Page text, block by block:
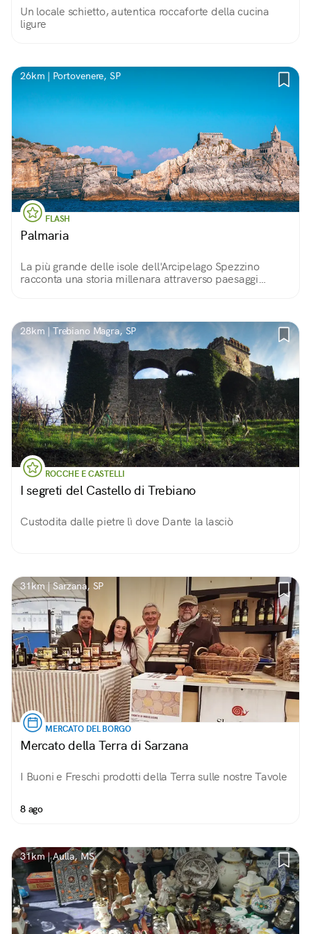
Un locale schietto, autentica roccaforte della cucina
ligure
26km | Portovenere, SP
FLASH
Palmaria
La più grande delle isole dell'Arcipelago Spezzino
racconta una storia millenara attraverso paesaggi
28km | Trebiano Magra, SP
ROCCHE E CASTELLI
I segreti del Castello di Trebiano
Custodita dalle pietre lì dove Dante la lasciò
31km | Sarzana, SP
MERCATO DEL BORGO
Mercato della Terra di Sarzana
I Buoni e Freschi prodotti della Terra sulle nostre Tavole
8 ago
31km | Aulla, MS